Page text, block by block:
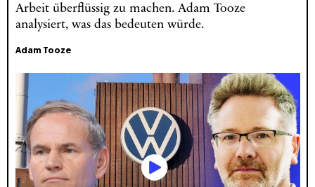
Arbeit überflüssig zu machen. Adam Tooze
analysiert, was das bedeuten würde.
Adam Tooze